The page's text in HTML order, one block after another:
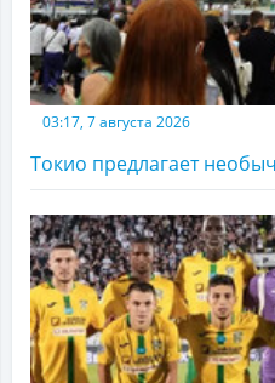
03:17, 7 августа 2026
Токио предлагает